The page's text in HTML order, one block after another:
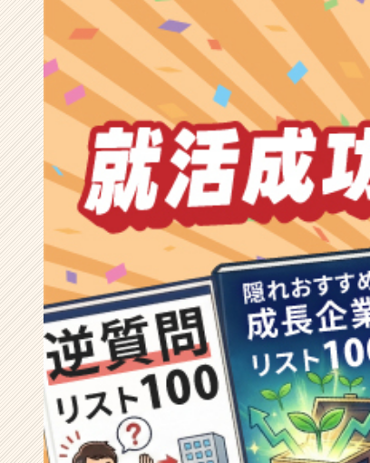
事
|
ベ
ン
チ
ー・
成
長
企
業
か
ら
カ
ウ
ト
が
届
く
就
サ
イ